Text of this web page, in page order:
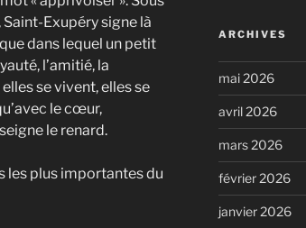
Exupéry signe là
dans lequel un petit
l’amitié, la
se vivent, elles se
le cœur,
le renard.
les plus importantes du
ARCHIVES
mai 2026
avril 2026
mars 2026
février 2026
janvier 2026